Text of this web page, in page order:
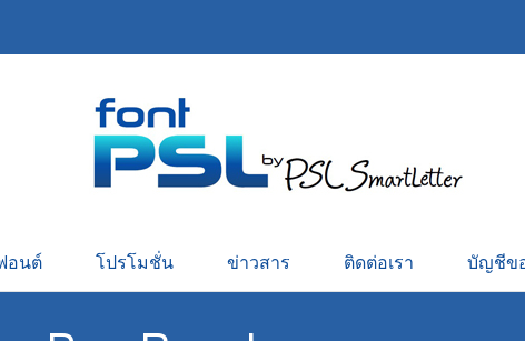
อนต์ โปรโมชั่น ข่าวสาร ติดต่อเรา บัญชีข